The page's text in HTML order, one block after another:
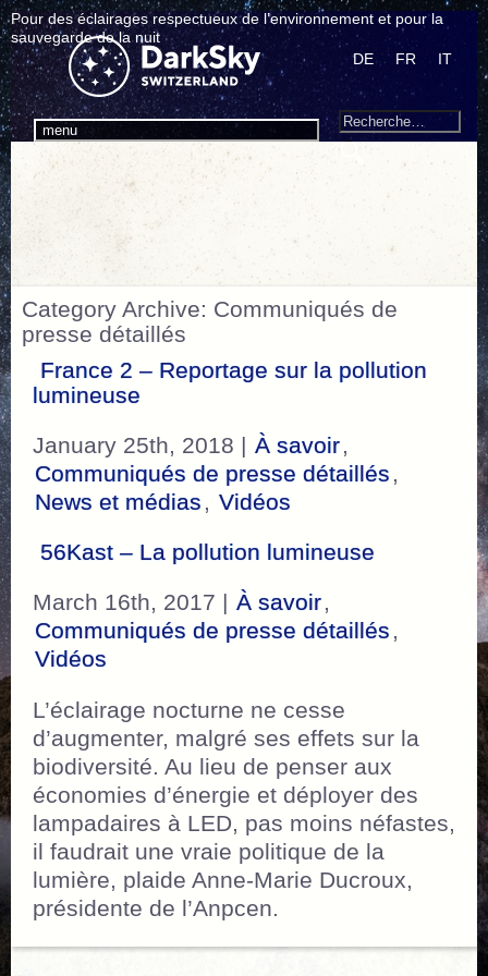
Pour des éclairages respectueux de l’environnement et pour la
sauvegarde de la nuit
menu
DE FR IT
Search
Recherche
Category Archive: Communiqués de
presse détaillés
France 2 – Reportage sur la pollution
lumineuse
January 25th, 2018 | À savoir,
Communiqués de presse détaillés ,
News et médias , Vidéos
56Kast – La pollution lumineuse
March 16th, 2017 | À savoir,
Communiqués de presse détaillés ,
Vidéos
L’éclairage nocturne ne cesse
d’augmenter, malgré ses effets sur la
biodiversité. Au lieu de penser aux
économies d’énergie et déployer des
lampadaires à LED, pas moins néfastes,
il faudrait une vraie politique de la
lumière, plaide Anne-Marie Ducroux,
présidente de l’Anpcen.